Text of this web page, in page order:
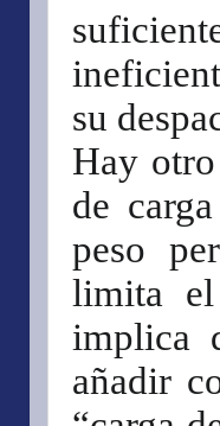
su
Hay
de
peso
limita
implica
añadir